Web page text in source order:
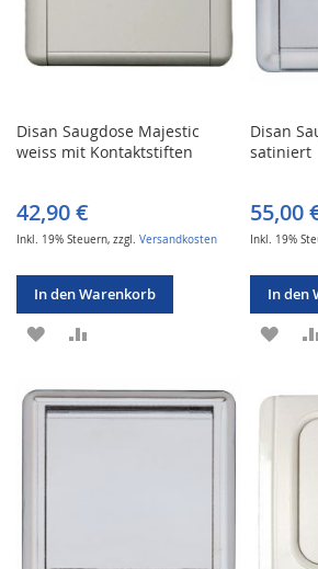
Disan Saugdose Majestic
weiss mit Kontaktstiften
42,90 €
Inkl. 19% Steuern, zzgl. Versandkosten
In den Warenkorb
ZUR
HINZUFÜGEN
HINZUFÜGEN
Disan
satiniert
55,00
Inkl. 19%
In den
ZUR